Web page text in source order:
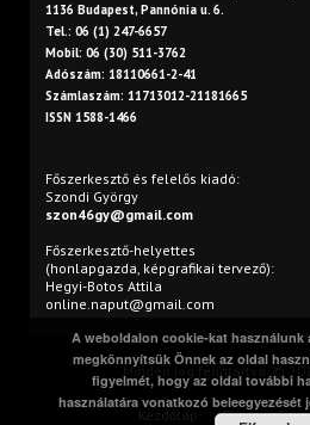
1136 Budapest, Pannónia u. 6.
Tel.: 06 (1) 247-6657
Mobil: 06 (30) 511-3762
Adószám: 18110661-2-41
Számlaszám: 11713012-21181665
ISSN 1588-1466
Főszerkesztő és felelős kiadó:
Szondi György
szon46gy@gmail.com
Főszerkesztő-helyettes
(honlapgazda, képgrafikai tervező):
Hegyi-Botos Attila
online.naput@gmail.com
Minden jog fenntartva. ©
Kezdőlap Print
A weboldalon cookie-kat használunk
megkönnyítsük Önnek az oldal
figyelmét, hogy az oldal további
használatára vonatkozó beleegyezését